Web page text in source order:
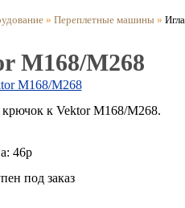
» Переплетные машины » Игла
М168/M268
крючок к Vektor М168/M268.
46р
под заказ